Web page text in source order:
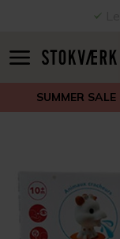
SUMMER